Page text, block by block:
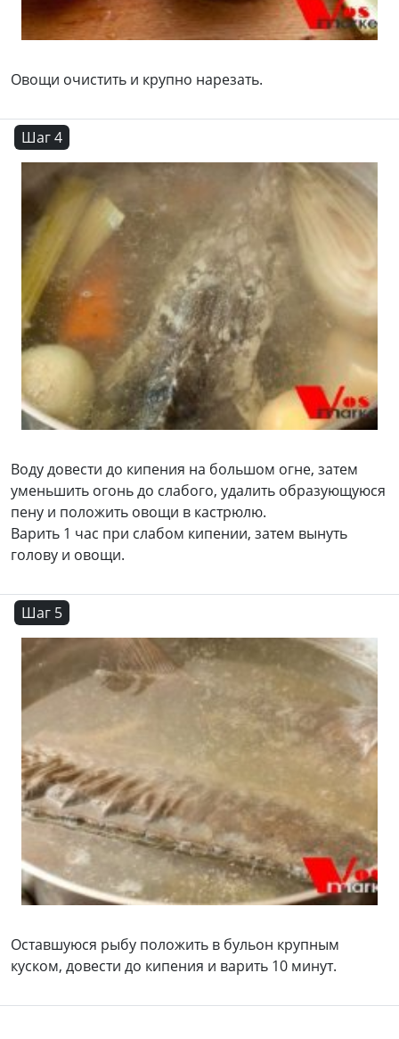
Овощи очистить и крупно нарезать.
Шаг 4
Воду довести до кипения на большом огне, затем
уменьшить огонь до слабого, удалить образующуюся
пену и положить овощи в кастрюлю.
Варить 1 час при слабом кипении, затем вынуть
голову и овощи.
Шаг 5
Оставшуюся рыбу положить в бульон крупным
куском, довести до кипения и варить 10 минут.